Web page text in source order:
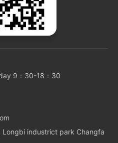
9：30-18：30
industrict park Changfa